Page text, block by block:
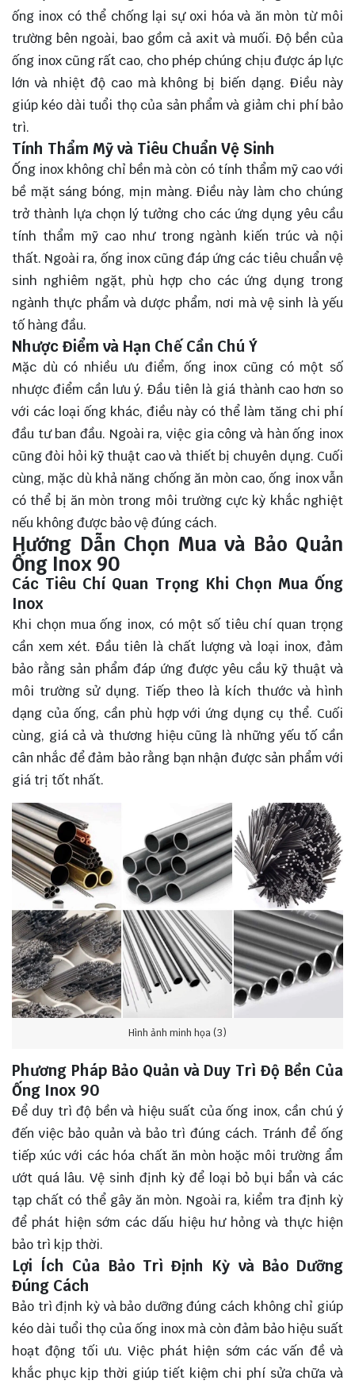
ống inox có thể chống lại sự oxi hóa và ăn mòn từ môi
trường bên ngoài, bao gồm cả axit và muối. Độ bền của
ống inox cũng rất cao, cho phép chúng chịu được áp lực
lớn và nhiệt độ cao mà không bị biến dạng. Điều này
giúp kéo dài tuổi thọ của sản phẩm và giảm chi phí bảo
trì.
Tính Thẩm Mỹ và Tiêu Chuẩn Vệ Sinh
Ống inox không chỉ bền mà còn có tính thẩm mỹ cao với
bề mặt sáng bóng, mịn màng. Điều này làm cho chúng
trở thành lựa chọn lý tưởng cho các ứng dụng yêu cầu
tính thẩm mỹ cao như trong ngành kiến trúc và nội
thất. Ngoài ra, ống inox cũng đáp ứng các tiêu chuẩn vệ
sinh nghiêm ngặt, phù hợp cho các ứng dụng trong
ngành thực phẩm và dược phẩm, nơi mà vệ sinh là yếu
tố hàng đầu.
Nhược Điểm và Hạn Chế Cần Chú Ý
Mặc dù có nhiều ưu điểm, ống inox cũng có một số
nhược điểm cần lưu ý. Đầu tiên là giá thành cao hơn so
với các loại ống khác, điều này có thể làm tăng chi phí
đầu tư ban đầu. Ngoài ra, việc gia công và hàn ống inox
cũng đòi hỏi kỹ thuật cao và thiết bị chuyên dụng. Cuối
cùng, mặc dù khả năng chống ăn mòn cao, ống inox vẫn
có thể bị ăn mòn trong môi trường cực kỳ khắc nghiệt
nếu không được bảo vệ đúng cách.
Hướng Dẫn Chọn Mua và Bảo Quản
Ống Inox 90
Các Tiêu Chí Quan Trọng Khi Chọn Mua Ống
Inox
Khi chọn mua ống inox, có một số tiêu chí quan trọng
cần xem xét. Đầu tiên là chất lượng và loại inox, đảm
bảo rằng sản phẩm đáp ứng được yêu cầu kỹ thuật và
môi trường sử dụng. Tiếp theo là kích thước và hình
dạng của ống, cần phù hợp với ứng dụng cụ thể. Cuối
cùng, giá cả và thương hiệu cũng là những yếu tố cần
cân nhắc để đảm bảo rằng bạn nhận được sản phẩm với
giá trị tốt nhất.
Hình ảnh minh họa (3)
Phương Pháp Bảo Quản và Duy Trì Độ Bền Của
Ống Inox 90
Để duy trì độ bền và hiệu suất của ống inox, cần chú ý
đến việc bảo quản và bảo trì đúng cách. Tránh để ống
tiếp xúc với các hóa chất ăn mòn hoặc môi trường ẩm
ướt quá lâu. Vệ sinh định kỳ để loại bỏ bụi bẩn và các
tạp chất có thể gây ăn mòn. Ngoài ra, kiểm tra định kỳ
để phát hiện sớm các dấu hiệu hư hỏng và thực hiện
bảo trì kịp thời.
Lợi Ích Của Bảo Trì Định Kỳ và Bảo Dưỡng
Đúng Cách
Bảo trì định kỳ và bảo dưỡng đúng cách không chỉ giúp
kéo dài tuổi thọ của ống inox mà còn đảm bảo hiệu suất
hoạt động tối ưu. Việc phát hiện sớm các vấn đề và
khắc phục kịp thời giúp tiết kiệm chi phí sửa chữa và